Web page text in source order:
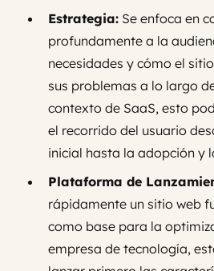
Estrategia: Se enfoca en
profundamente a la
necesidades y cómo el
sus problemas a lo largo
contexto de SaaS, esto
el recorrido del usuario
inicial hasta la adopción y
Plataforma de
rápidamente un sitio web
como base para la
empresa de tecnología,